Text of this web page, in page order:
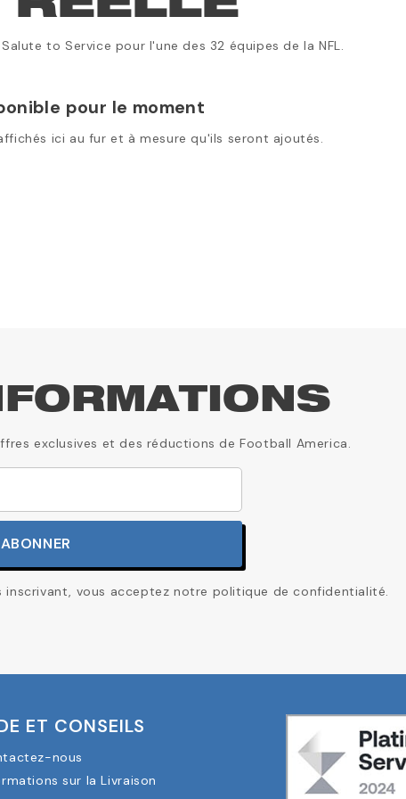
to Service pour l'une des 32 équipes de la NFL.
pour le moment
ici au fur et à mesure qu'ils seront ajoutés.
exclusives et des réductions de Football America.
inscrivant, vous acceptez notre politique de confidentialité.
ET CONSEILS
nous
sur la Livraison